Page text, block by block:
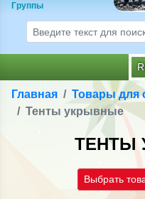
Группы
Главная
Товары для
Тенты укрывные
ТЕНТЫ
Выбрать